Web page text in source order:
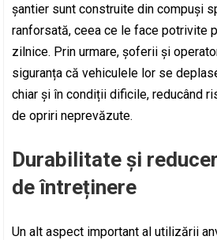
șantier sunt construite din compuși
ranforsată, ceea ce le face potrivite
zilnice. Prin urmare, șoferii și
siguranța că vehiculele lor se
chiar și în condiții dificile, reducând
de opriri neprevăzute.
Durabilitate și
de întreținere
Un alt aspect important al utilizării